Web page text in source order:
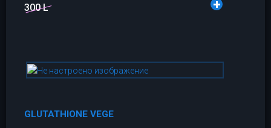
300 L
GLUTATHIONE VEGE